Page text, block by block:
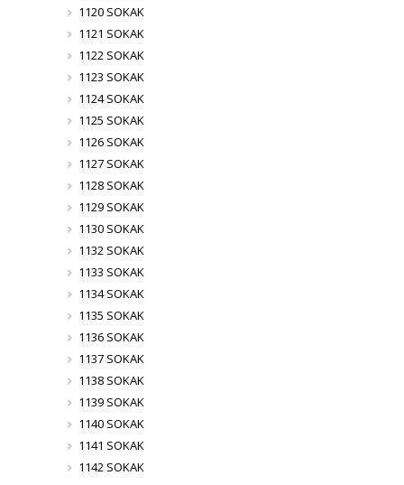
1120 SOKAK
1121 SOKAK
1122 SOKAK
1123 SOKAK
1124 SOKAK
1125 SOKAK
1126 SOKAK
1127 SOKAK
1128 SOKAK
1129 SOKAK
1130 SOKAK
1132 SOKAK
1133 SOKAK
1134 SOKAK
1135 SOKAK
1136 SOKAK
1137 SOKAK
1138 SOKAK
1139 SOKAK
1140 SOKAK
1141 SOKAK
1142 SOKAK